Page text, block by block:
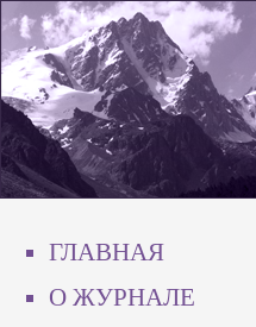
ГЛАВНАЯ
О ЖУРНАЛЕ